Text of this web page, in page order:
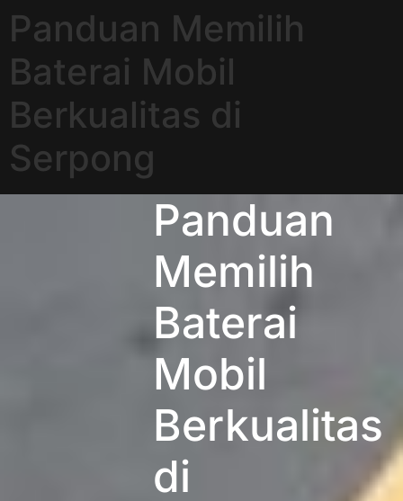
Panduan Memilih
Baterai Mobil
Berkualitas di
Serpong
Panduan
Memilih
Baterai
Mobil
Berkualitas
di